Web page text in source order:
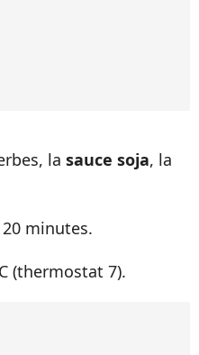
la sauce soja, la
minutes.
(thermostat 7).